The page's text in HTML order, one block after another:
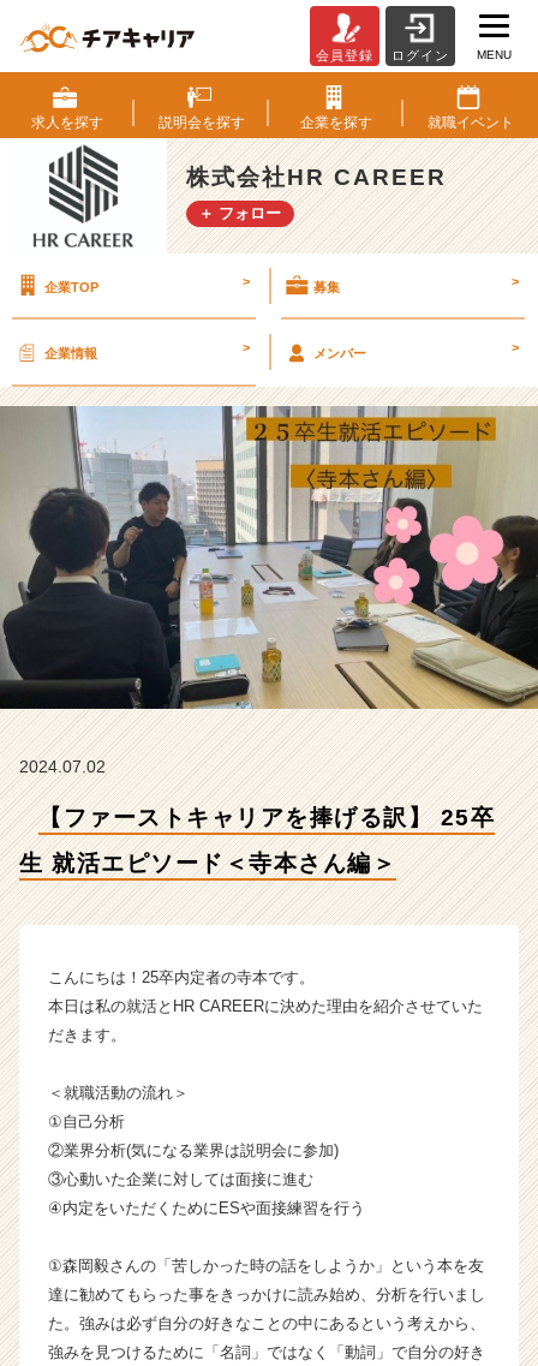
ァ
ー
ス
ト
キ
ャ
捧
訳】
卒
生
就
活
エ
ピ
ソ
ー
ド
＜
編
【株
会
H
R
R
の
タ
ラ
イ
ン】
|
会員登録 ログイン MENU
求人を探す 説明会を探す 企業を探す 就職イベント
株式会社HR CAREER
＋ フォロー
企業TOP > 募集 >
企業情報 > メンバー >
2024.07.02
【ファーストキャリアを捧げる訳】 25卒
生 就活エピソード＜寺本さん編＞
こんにちは！25卒内定者の寺本です。
本日は私の就活とHR CAREERに決めた理由を紹介させていた
だきます。
＜就職活動の流れ＞
①自己分析
②業界分析(気になる業界は説明会に参加)
③心動いた企業に対しては面接に進む
④内定をいただくためにESや面接練習を行う
①森岡毅さんの「苦しかった時の話をしようか」という本を友
達に勧めてもらった事をきっかけに読み始め、分析を行いまし
た。強みは必ず自分の好きなことの中にあるという考えから、
強みを見つけるために「名詞」ではなく「動詞」で自分の好き